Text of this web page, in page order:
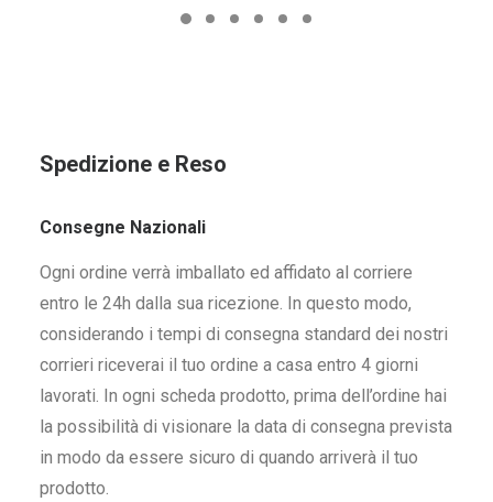
Spedizione e Reso
Consegne Nazionali
Ogni ordine verrà imballato ed affidato al corriere
entro le 24h dalla sua ricezione. In questo modo,
considerando i tempi di consegna standard dei nostri
corrieri riceverai il tuo ordine a casa entro 4 giorni
lavorati. In ogni scheda prodotto, prima dell’ordine hai
la possibilità di visionare la data di consegna prevista
in modo da essere sicuro di quando arriverà il tuo
prodotto.